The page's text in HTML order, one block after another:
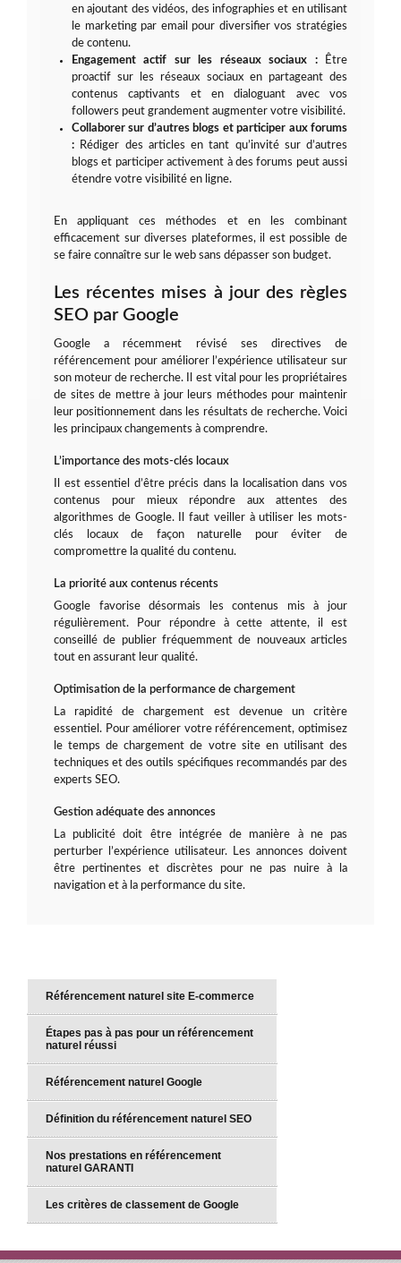
en ajoutant des vidéos, des infographies et en utilisant
le marketing par email pour diversifier vos stratégies
de contenu.
Engagement actif sur les réseaux sociaux :Être
proactif sur les réseaux sociaux en partageant des
contenus captivants et en dialoguant avec vos
followers peut grandement augmenter votre visibilité.
Collaborer sur d’autres blogs et participer aux forums
: Rédiger des articles en tant qu’invité sur d’autres
blogs et participer activement à des forums peut aussi
étendre votre visibilité en ligne.
En appliquant ces méthodes et en les combinant
efficacement sur diverses plateformes, il est possible de
se faire connaître sur le web sans dépasser son budget.
Les récentes mises à jour des règles
SEO par Google
Google a récemmeнt révisé ses directives de
référencement pour améliorer l’expérience utilisateur sur
son moteur de recherche. Il est vital pour les propriétaires
de sites de mettre à jour leurs méthodes pour maintenir
leur positionnement dans les résultats de recherche. Voici
les principaux changements à comprendre.
L’importance des mots-clés locaux
Il est essentiel d’être précis dans la localisation dans vos
contenus pour mieux répondre aux attentes des
algorithmes de Google. Il faut veiller à utiliser les mots-
clés locaux de façon naturelle pour éviter de
compromettre la qualité du contenu.
La priorité aux contenus récents
Google favorise désormais les contenus mis à jour
régulièrement. Pour répondre à cette attente, il est
conseillé de publier fréquemment de nouveaux articles
tout en assurant leur qualité.
Optimisation de la performance de chargement
La rapidité de chargement est devenue un critère
essentiel. Pour améliorer votre référencement, optimisez
le temps de chargement de votre site en utilisant des
techniques et des outils spécifiques recommandés par des
experts SEO.
Gestion adéquate des annonces
La publicité doit être intégrée de manière à ne pas
perturber l’expérience utilisateur. Les annonces doivent
être pertinentes et discrètes pour ne pas nuire à la
navigation et à la performance du site.
Référencement naturel site E-commerce
Étapes pas à pas pour un référencement
naturel réussi
Référencement naturel Google
Définition du référencement naturel SEO
Nos prestations en référencement
naturel GARANTI
Les critères de classement de Google